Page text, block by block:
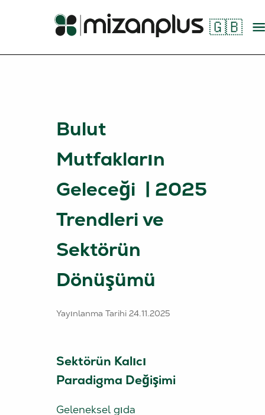
🇬🇧
Bulut
Mutfakların
Geleceği | 2025
Trendleri ve
Sektörün
Dönüşümü
Yayınlanma Tarihi 24.11.2025
Sektörün Kalıcı
Paradigma Değişimi
Geleneksel gıda